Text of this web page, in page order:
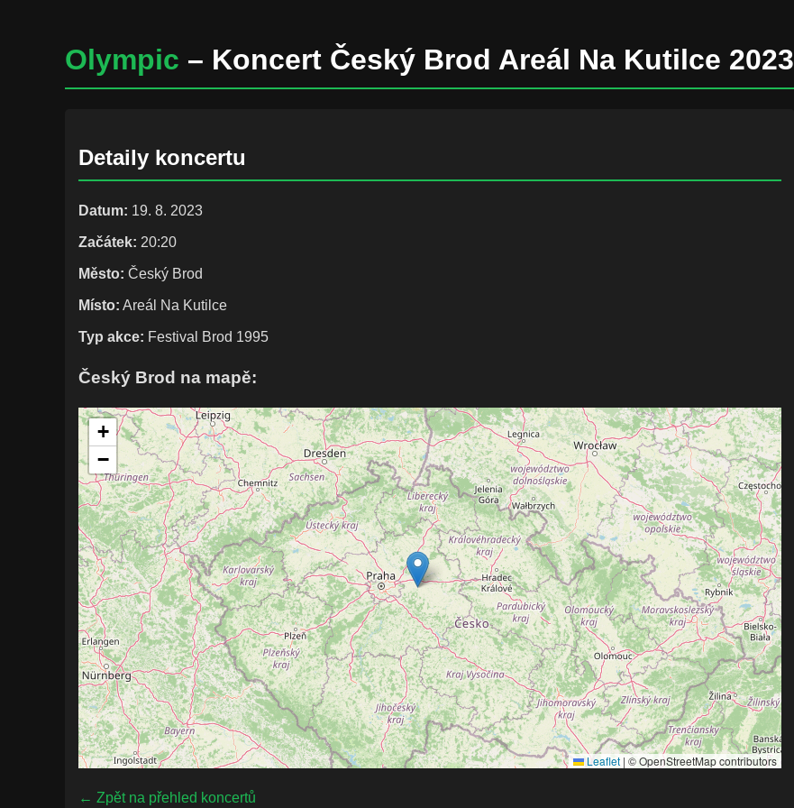
Olympic – Koncert Český Brod Areál Na Kutilce 2023
Detaily koncertu
Datum: 19. 8. 2023
Začátek: 20:20
Město: Český Brod
Místo: Areál Na Kutilce
Typ akce: Festival Brod 1995
Český Brod na mapě:
+
−
Leaflet | © OpenStreetMap contributors
← Zpět na přehled koncertů